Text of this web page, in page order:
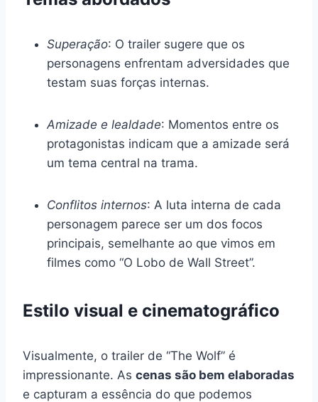
Superação: O trailer sugere que os
personagens enfrentam adversidades que
testam suas forças internas.
Amizade e lealdade: Momentos entre os
protagonistas indicam que a amizade será
um tema central na trama.
Conflitos internos: A luta interna de cada
personagem parece ser um dos focos
principais, semelhante ao que vimos em
filmes como “O Lobo de Wall Street”.
Estilo visual e cinematográfico
Visualmente, o trailer de “The Wolf” é
impressionante. As cenas são bem elaboradas
e capturam a essência do que podemos